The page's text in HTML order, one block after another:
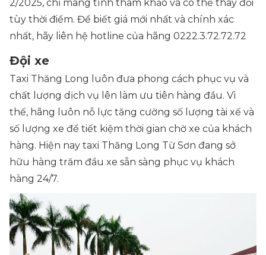
2/2025, chỉ mang tính tham khảo và có thể thay đổi
tùy thời điểm. Để biết giá mới nhất và chính xác
nhất, hãy liên hệ hotline của hãng 0222.3.72.72.72
Đội xe
Taxi Thăng Long luôn đưa phong cách phục vụ và
chất lượng dịch vụ lên làm ưu tiên hàng đầu. Vì
thế, hãng luôn nỗ lực tăng cường số lượng tài xế và
số lượng xe để tiết kiệm thời gian chờ xe của khách
hàng. Hiện nay taxi Thăng Long Từ Sơn đang sở
hữu hàng trăm đầu xe sẵn sàng phục vụ khách
hàng 24/7.